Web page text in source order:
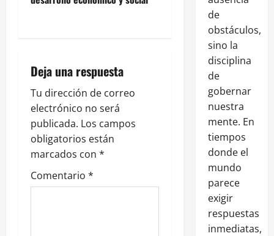
Deja una respuesta
Tu dirección de correo
electrónico no será
publicada. Los campos
obligatorios están
marcados con *
Comentario *
de
obstáculos,
sino la
disciplina
de
gobernar
nuestra
mente. En
tiempos
donde el
mundo
parece
exigir
respuestas
inmediatas,